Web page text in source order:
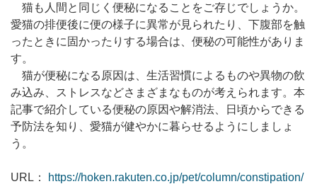
猫も人間と同じく便秘になることをご存じでしょうか。
愛猫の排便後に便の様子に異常が見られたり、下腹部を触
ったときに固かったりする場合は、便秘の可能性がありま
す。
猫が便秘になる原因は、生活習慣によるものや異物の飲
み込み、ストレスなどさまざまなものが考えられます。本
記事で紹介している便秘の原因や解消法、日頃からできる
予防法を知り、愛猫が健やかに暮らせるようにしましょ
う。
URL： https://hoken.rakuten.co.jp/pet/column/constipation/